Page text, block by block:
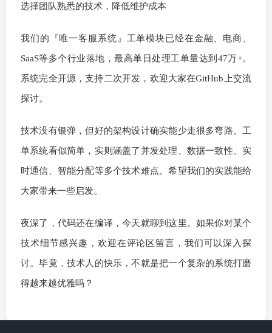
选择团队熟悉的技术，降低维护成本
我们的『唯一客服系统』工单模块已经在金融、电商、
SaaS等多个行业落地，最高单日处理工单量达到47万+。
系统完全开源，支持二次开发，欢迎大家在GitHub上交流
探讨。
技术没有银弹，但好的架构设计确实能少走很多弯路。工
单系统看似简单，实则涵盖了并发处理、数据一致性、实
时通信、智能分配等多个技术难点。希望我们的实践能给
大家带来一些启发。
夜深了，代码还在编译，今天就聊到这里。如果你对某个
技术细节感兴趣，欢迎在评论区留言，我们可以深入探
讨。毕竟，技术人的快乐，不就是把一个复杂的系统打磨
得越来越优雅吗？